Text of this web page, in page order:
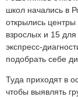
школ начались в
открылись
взрослых и 15
экспресс-
подобрать себе
Туда приходят в
чтобы выявлять